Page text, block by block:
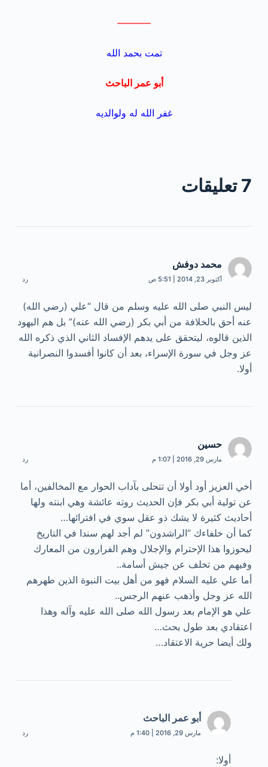
———–
تمت بحمد الله
أبو عمر الباحث
غفر الله له ولوالديه
7 تعليقات
محمد دوفش
أكتوبر 23, 2014 | 5:51 ص رد
ليس النبي صلى الله عليه وسلم من قال “علي (رضي الله)
عنه أحق بالخلافة من أبي بكر (رضي الله عنه)” بل هم اليهود
الذين قالوه، ليتحقق على يدهم الإفساد الثاني الذي ذكره الله
عز وجل في سورة الإسراء، بعد أن كانوا أفسدوا النصرانية
أولا.
حسين
مارس 29, 2016 | 1:07 م رد
أخي العزيز أود أولا أن تتحلى بآداب الحوار مع المخالفين، أما
عن تولية أبي بكر فإن الحديث روته عائشة وهي ابنته ولها
أحاديث كثيرة لا يشك ذو عقل سوي في افترائها…
كما أن خلفاءك “الراشدون” لم أجد لهم سندا في التاريخ
ليحوزوا هذا الإحترام والإجلال وهم الفرارون من المعارك
وفيهم من تخلف عن جيش أسامة..
أما علي عليه السلام فهو من أهل بيت النبوة الذين طهرهم
الله عز وجل وأذهب عنهم الرجس..
علي هو الإمام بعد رسول الله صلى الله عليه وآله وهذا
اعتقادي بعد طول بحث…
ولك أيضا حرية الاعتقاد…
أبو عمر الباحث
مارس 29, 2016 | 1:40 م رد
أولا: